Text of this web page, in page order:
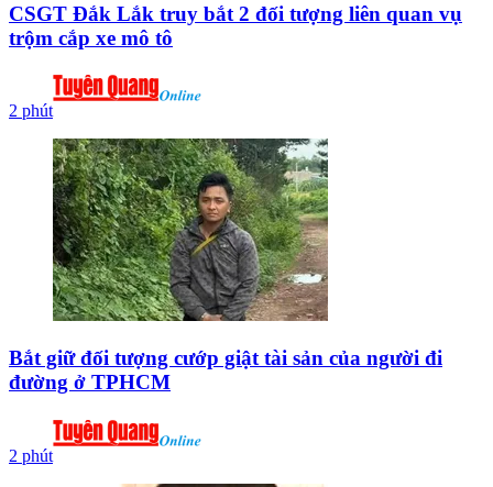
CSGT Đắk Lắk truy bắt 2 đối tượng liên quan vụ
trộm cắp xe mô tô
2 phút
Bắt giữ đối tượng cướp giật tài sản của người đi
đường ở TPHCM
2 phút